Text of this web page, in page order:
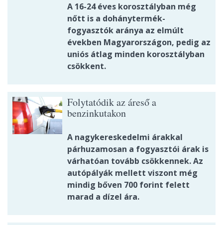
A 16-24 éves korosztályban még
nőtt is a dohánytermék-
fogyasztók aránya az elmúlt
években Magyarországon, pedig az
uniós átlag minden korosztályban
csökkent.
Folytatódik az áreső a
benzinkutakon
A nagykereskedelmi árakkal
párhuzamosan a fogyasztói árak is
várhatóan tovább csökkennek. Az
autópályák mellett viszont még
mindig bőven 700 forint felett
marad a dízel ára.